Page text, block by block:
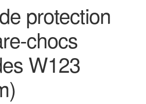
protection
chocs
W123